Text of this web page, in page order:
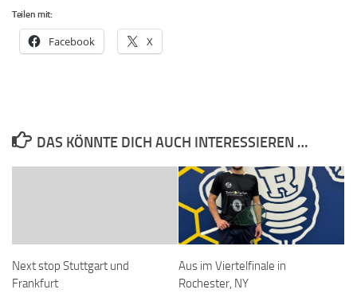
Teilen mit:
Facebook X
DAS KÖNNTE DICH AUCH INTERESSIEREN …
Next stop Stuttgart und
Frankfurt
Aus im Viertelfinale in
Rochester, NY